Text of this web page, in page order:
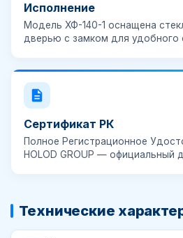
Исполнение
Модель ХФ-140-1 оснащена
дверью с замком для удобного
Сертификат РК
Полное Регистрационное
HOLOD GROUP — официальный
Технические